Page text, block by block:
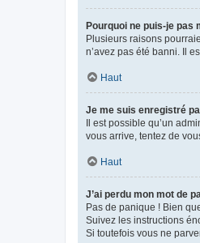
Pourquoi ne puis-je pas
Plusieurs raisons
n’avez pas été banni. Il
Haut
Je me suis enregistré
Il est possible qu’un
vous arrive, tentez de
Haut
J’ai perdu mon mot de
Pas de panique ! Bien
Suivez les instructions
Si toutefois vous ne